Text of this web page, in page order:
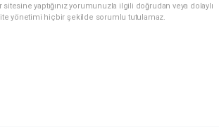
yaptığınız yorumunuzla ilgili doğrudan veya dolaylı
yönetimi hiçbir şekilde sorumlu tutulamaz.